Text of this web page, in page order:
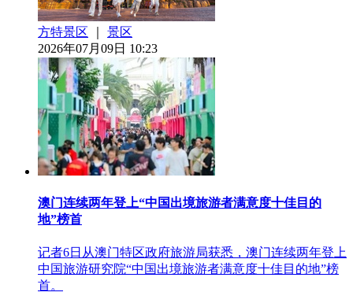
方特景区
景区
2026年07月09日 10:23
澳门连续两年登上“中国出境旅游者满意度十佳目的
地”榜首
记者6日从澳门特区政府旅游局获悉，澳门连续两年登上
中国旅游研究院“中国出境旅游者满意度十佳目的地”榜
首。